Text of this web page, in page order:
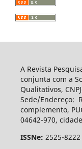
A Revista
conjunta com a
Qualitativos,
Sede/Endereço:
complemento,
04642-970,
ISSNe: 2525-